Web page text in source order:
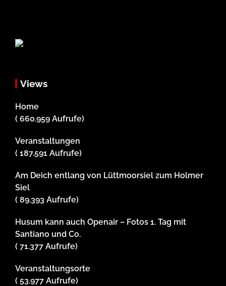
Views
Home
( 660.959 Aufrufe)
Veranstaltungen
( 187.591 Aufrufe)
Am Deich entlang von Lüttmoorsiel zum Holmer
Siel
( 89.393 Aufrufe)
Husum kann auch Openair – Fotos 1. Tag mit
Santiano und Co.
( 71.377 Aufrufe)
Veranstaltungsorte
( 53.977 Aufrufe)